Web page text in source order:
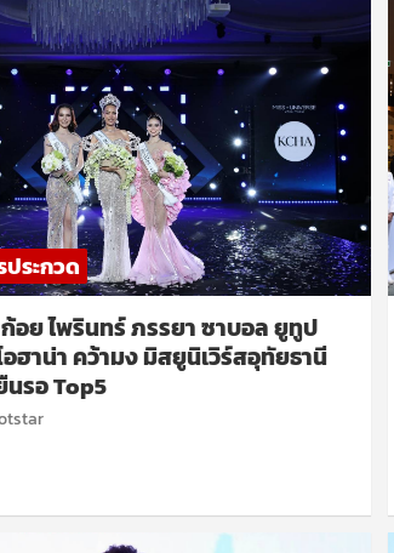
ประกวด
ย ไพรินทร์ ภรรยา ซาบอล ยูทูป
ฮาน่า คว้ามง มิสยูนิเวิร์สอุทัยธานี
นรอ Top5